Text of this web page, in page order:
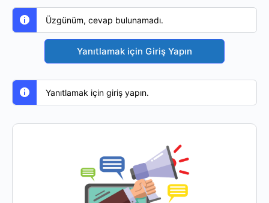
Üzgünüm, cevap bulunamadı.
Yanıtlamak için Giriş Yapın
Yanıtlamak için giriş yapın.